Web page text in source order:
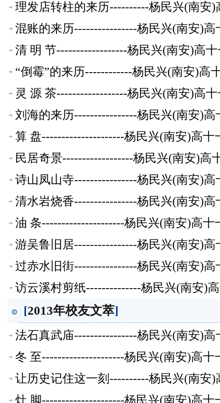
理发店转柱的来历----------杨民兴(南安
混账的来历----------------杨民兴(南安)
清 明 节------------------杨民兴(南安)高
“倒霉”的来历------------杨民兴(南安)高
灵 源 茶------------------杨民兴(南安)高
刘海的来历----------------杨民兴(南安)
算 盘---------------------杨民兴(南安)高十
民居奇景------------------杨民兴(南安)高
诗山凤山寺----------------杨民兴(南安)
清水岩烧香----------------杨民兴(南安)
油 条---------------------杨民兴(南安)高十
游吴鲁旧居----------------杨民兴(南安)
过赤水旧街----------------杨民兴(南安)
访云溪村剪纸--------------杨民兴(南安)
[2013年校友文萃]
法石真武庙----------------杨民兴(南安)
冬 至---------------------杨民兴(南安)高十
让历史记住这一刻----------杨民兴(南安
灶 脚---------------------杨民兴(南安)高十